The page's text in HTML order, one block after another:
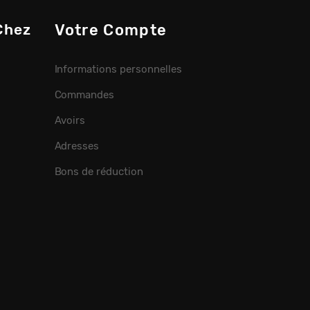
Votre Compte
Informations personnelles
Commandes
Avoirs
Adresses
Bons de réduction